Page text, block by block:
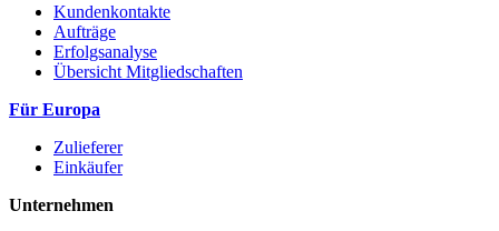
Kundenkontakte
Aufträge
Erfolgsanalyse
Übersicht Mitgliedschaften
Für Europa
Zulieferer
Einkäufer
Unter­nehmen